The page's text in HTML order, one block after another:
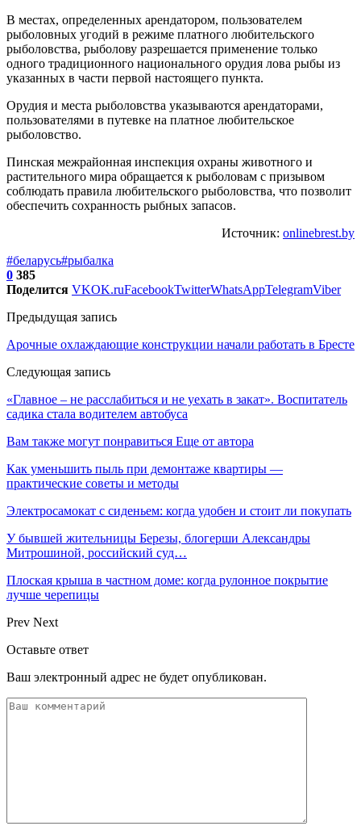
В местах, определенных арендатором, пользователем
рыболовных угодий в режиме платного любительского
рыболовства, рыболову разрешается применение только
одного традиционного национального орудия лова рыбы из
указанных в части первой настоящего пункта.
Орудия и места рыболовства указываются арендаторами,
пользователями в путевке на платное любительское
рыболовство.
Пинская межрайонная инспекция охраны животного и
растительного мира обращается к рыболовам с призывом
соблюдать правила любительского рыболовства, что позволит
обеспечить сохранность рыбных запасов.
Источник: onlinebrest.by
#беларусь#рыбалка
0 385
Поделится VKOK.ruFacebookTwitterWhatsAppTelegramViber
Предыдущая запись
Арочные охлаждающие конструкции начали работать в Бресте
Следующая запись
«Главное – не расслабиться и не уехать в закат». Воспитатель
садика стала водителем автобуса
Вам также могут понравиться Еще от автора
Как уменьшить пыль при демонтаже квартиры —
практические советы и методы
Электросамокат с сиденьем: когда удобен и стоит ли покупать
У бывшей жительницы Березы, блогерши Александры
Митрошиной, российский суд…
Плоская крыша в частном доме: когда рулонное покрытие
лучше черепицы
Prev Next
Оставьте ответ
Ваш электронный адрес не будет опубликован.